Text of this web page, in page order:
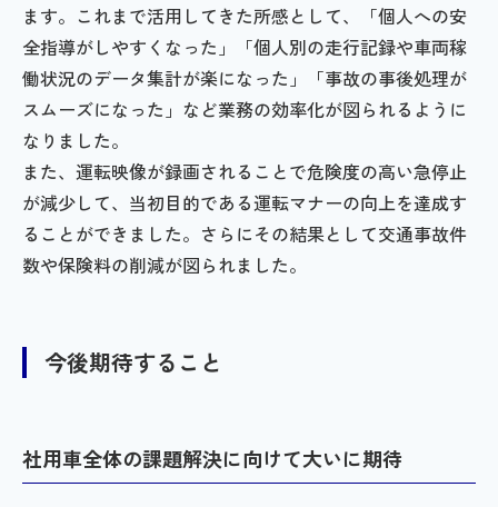
ます。これまで活用してきた所感として、「個人への安
全指導がしやすくなった」「個人別の走行記録や車両稼
働状況のデータ集計が楽になった」「事故の事後処理が
スムーズになった」など業務の効率化が図られるように
なりました。
また、運転映像が録画されることで危険度の高い急停止
が減少して、当初目的である運転マナーの向上を達成す
ることができました。さらにその結果として交通事故件
数や保険料の削減が図られました。
今後期待すること
社用車全体の課題解決に向けて大いに期待